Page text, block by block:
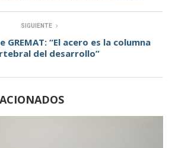
SIGUIENTE
GREMAT: “El acero es la columna
del desarrollo”